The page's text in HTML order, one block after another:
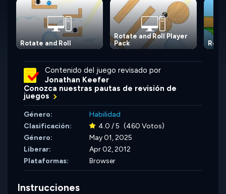
Rotate and Roll
Rotate and Roll Player
Pack
Contenido del juego revisado por
Jonathan Keefer
Conozca nuestras pautas de revisión de
juegos
Género:
Habilidad
Clasificación:
4.0 / 5 (460 Votos)
Género:
May 01, 2025
Liberar:
Apr 02, 2012
Plataformas:
Browser
Instrucciones